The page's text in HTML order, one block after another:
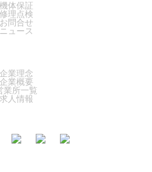
機体保証
修理点検
お問合せ
ニュース
企業理念
企業概要
業所一覧
求人情報